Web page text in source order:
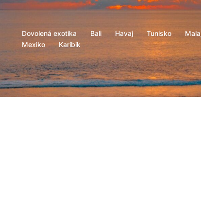
Dovolená exotika Bali Havaj Tunisko
Mexiko
Karibik